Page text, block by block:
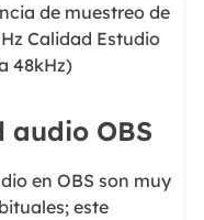
de muestreo de
Calidad Estudio
48kHz)
audio OBS
en OBS son muy
este